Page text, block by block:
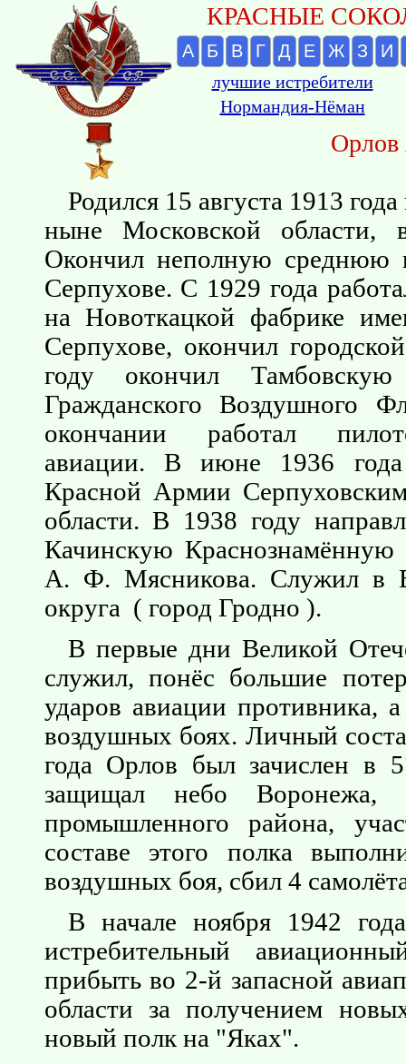
КРАСНЫЕ
А Б В Г Д Е Ж З И
лучшие истребители
Нормандия-Нёман
Орлов
Родился 15 августа 1913
ныне Московской области,
Окончил неполную среднюю
Серпухове. С 1929 года
на Новоткацкой фабрике
Серпухове, окончил
году окончил
Гражданского Воздушного
окончании работал
авиации. В июне 1936
Красной Армии
области. В 1938 году
Качинскую
А. Ф. Мясникова. Служил в
округа ( город Гродно ).
В первые дни Великой
служил, понёс большие
ударов авиации противника,
воздушных боях. Личный
года Орлов был зачислен в
защищал небо Воронежа,
промышленного района,
составе этого полка
воздушных боя, сбил 4
В начале ноября 1942
истребительный
прибыть во 2-й запасной
области за получением
новый полк на "Яках".